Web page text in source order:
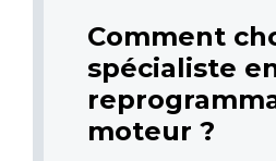
Comment
spécialiste
moteur ?